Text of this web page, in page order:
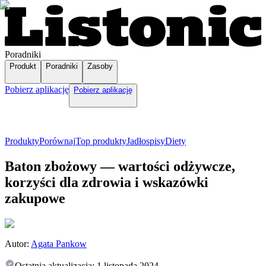
Poradniki
Produkt Poradniki Zasoby
Pobierz aplikację Pobierz aplikację
ProduktyPorównajTop produktyJadłospisyDiety
Baton zbożowy — wartości odżywcze,
korzyści dla zdrowia i wskazówki
zakupowe
Autor: Agata Pankow